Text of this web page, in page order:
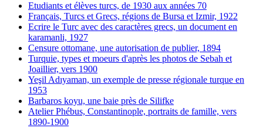
Etudiants et élèves turcs, de 1930 aux années 70
Français, Turcs et Grecs, régions de Bursa et Izmir, 1922
Ecrire le Turc avec des caractères grecs, un document en
karamanli, 1927
Censure ottomane, une autorisation de publier, 1894
Turquie, types et moeurs d'après les photos de Sebah et
Joaillier, vers 1900
Yeşil Adıyaman, un exemple de presse régionale turque en
1953
Barbaros koyu, une baie près de Silifke
Atelier Phébus, Constantinople, portraits de famille, vers
1890-1900